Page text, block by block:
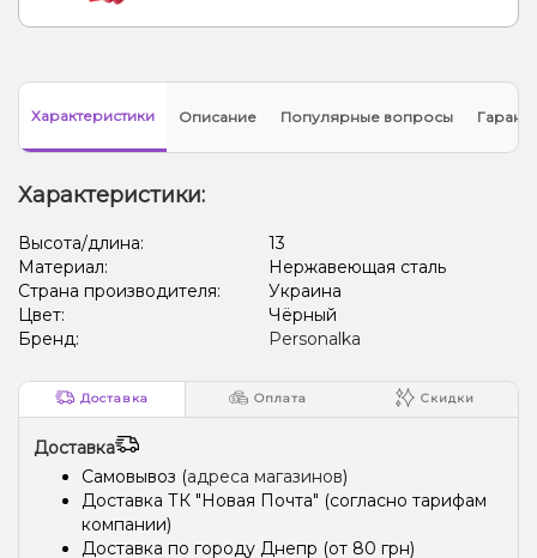
Характеристики Описание Популярные вопросы
Характеристики:
Высота/длина:
13
Материал:
Нержавеющая сталь
Страна производителя:
Украина
Цвет:
Чёрный
Бренд:
Personalka
Доставка Оплата Скидки
Доставка
Самовывоз (адреса магазинов)
Доставка ТК "Новая Почта" (согласно тарифам
компании)
Доставка по городу Днепр (от 80 грн)